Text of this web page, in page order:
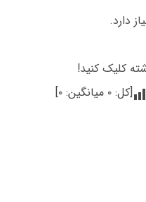
کلیک کنید!
[کل: ۰ میانگین: ۰]